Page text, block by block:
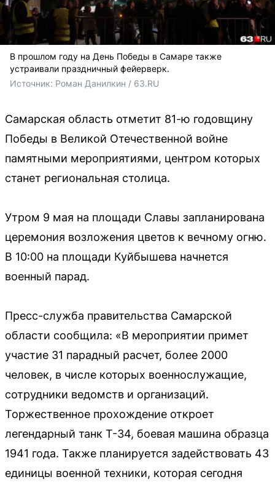
В прошлом году на День Победы в Самаре также
устраивали праздничный фейерверк.
Источник: Роман Данилкин / 63.RU
Самарская область отметит 81-ю годовщину
Победы в Великой Отечественной войне
памятными мероприятиями, центром которых
станет региональная столица.
Утром 9 мая на площади Славы запланирована
церемония возложения цветов к вечному огню.
В 10:00 на площади Куйбышева начнется
военный парад.
Пресс-служба правительства Самарской
области сообщила: «В мероприятии примет
участие 31 парадный расчет, более 2000
человек, в числе которых военнослужащие,
сотрудники ведомств и организаций.
Торжественное прохождение откроет
легендарный танк Т-34, боевая машина образца
1941 года. Также планируется задействовать 43
единицы военной техники, которая сегодня